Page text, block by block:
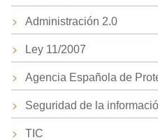
Administración 2.0
Ley 11/2007
Agencia Española de
Seguridad de la
TIC